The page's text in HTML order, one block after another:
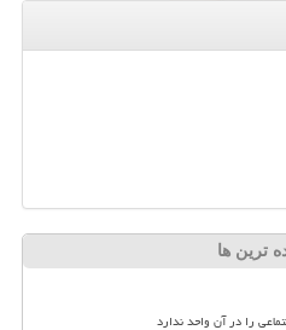
ترین ها
را در آن واحد ندارد